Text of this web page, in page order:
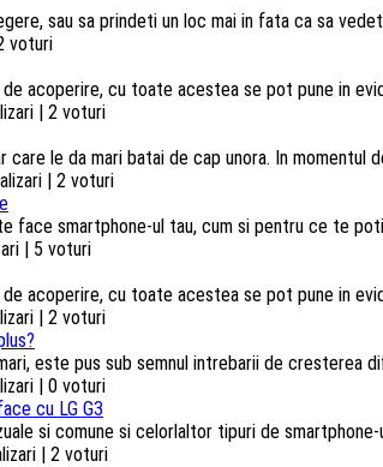
sau sa prindeti un loc mai in fata ca sa
voturi
acoperire, cu toate acestea se pot pune in
| 2 voturi
le da mari batai de cap unora. In momentul
| 2 voturi
face smartphone-ul tau, cum si pentru ce te
| 5 voturi
acoperire, cu toate acestea se pot pune in
| 2 voturi
este pus sub semnul intrebarii de cresterea
| 0 voturi
cu LG G3
si comune si celorlaltor tipuri de smartphone-
| 2 voturi